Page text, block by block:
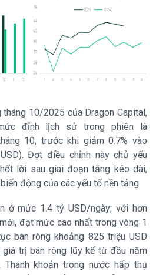
10/2025 của Dragon Capital,
đỉnh lịch sử trong phiên là
10, trước khi giảm 0.7% vào
Đợt điều chỉnh này chủ yếu
lời sau giai đoạn tăng kéo dài,
động của các yếu tố nền tảng.
ở mức 1.4 tỷ USD/ngày; với hơn
đạt mức cao nhất trong vòng 1
bán ròng khoảng 825 triệu USD
giá trị bán ròng lũy kế từ đầu năm
khoản trong nước hấp thụ